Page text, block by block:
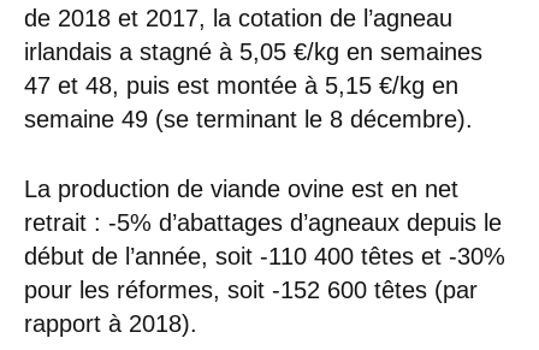
de 2018 et 2017, la cotation de l’agneau
irlandais a stagné à 5,05 €/kg en semaines
47 et 48, puis est montée à 5,15 €/kg en
semaine 49 (se terminant le 8 décembre).
La production de viande ovine est en net
retrait : -5% d’abattages d’agneaux depuis le
début de l’année, soit -110 400 têtes et -30%
pour les réformes, soit -152 600 têtes (par
rapport à 2018).